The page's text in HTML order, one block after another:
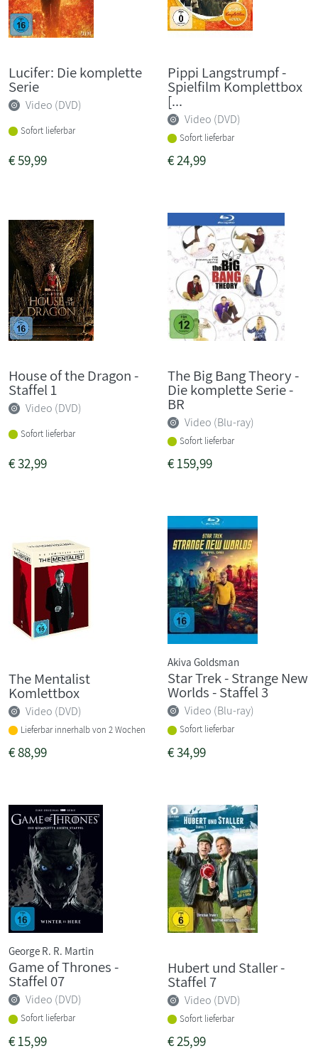
Lucifer: Die komplette
Serie
Video (DVD)
Sofort lieferbar
€59,99
Pippi Langstrumpf -
Spielfilm Komplettbox
[...
Video (DVD)
Sofort lieferbar
€24,99
House of the Dragon -
Staffel 1
Video (DVD)
Sofort lieferbar
€32,99
The Big Bang Theory -
Die komplette Serie -
BR
Video (Blu-ray)
Sofort lieferbar
€159,99
The Mentalist
Komlettbox
Video (DVD)
Lieferbar innerhalb von 2 Wochen
€88,99
Akiva Goldsman
Star Trek - Strange New
Worlds - Staffel 3
Video (Blu-ray)
Sofort lieferbar
€34,99
George R. R. Martin
Game of Thrones -
Staffel 07
Video (DVD)
Sofort lieferbar
€15,99
Hubert und Staller -
Staffel 7
Video (DVD)
Sofort lieferbar
€25,99